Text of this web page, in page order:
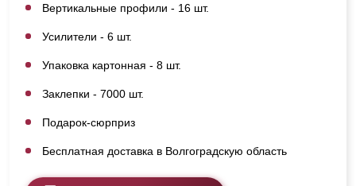
Вертикальные профили - 16 шт.
Усилители - 6 шт.
Упаковка картонная - 8 шт.
Заклепки - 7000 шт.
Подарок-сюрприз
Бесплатная доставка в Волгоградскую область